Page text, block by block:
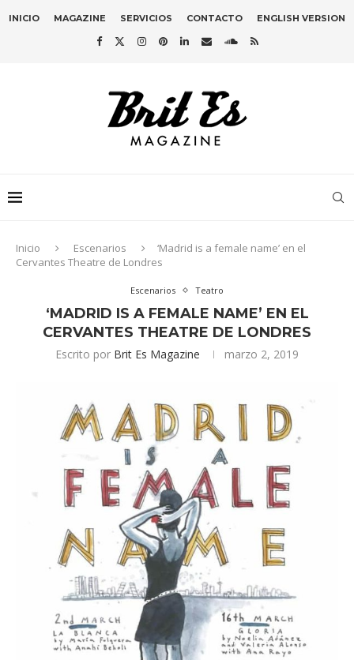
INICIO MAGAZINE SERVICIOS CONTACTO ENGLISH VERSION
Inicio Escenarios
‘Madrid is a female name’ en el
Cervantes Theatre de Londres
Escenarios Teatro
‘MADRID IS A FEMALE NAME’ EN EL
CERVANTES THEATRE DE LONDRES
Escrito por Brit Es Magazine marzo 2, 2019